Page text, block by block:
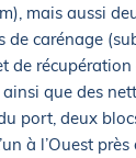
mais aussi
carénage
de
que des
port, deux
à l’Ouest